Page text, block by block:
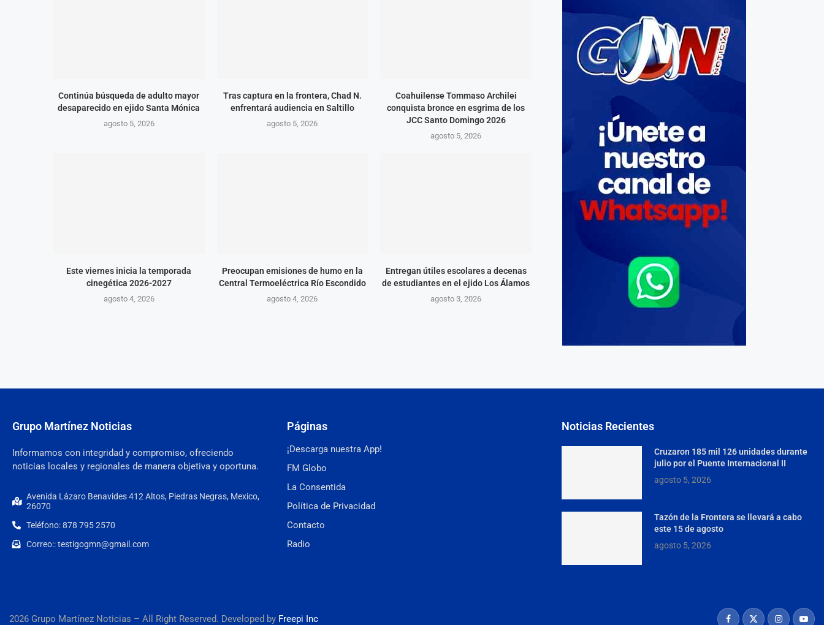
Continúa búsqueda de adulto mayor
desaparecido en ejido Santa Mónica
agosto 5, 2026
Tras captura en la frontera, Chad N.
enfrentará audiencia en Saltillo
agosto 5, 2026
Coahuilense Tommaso Archilei
conquista bronce en esgrima de los
JCC Santo Domingo 2026
agosto 5, 2026
Este viernes inicia la temporada
cinegética 2026-2027
agosto 4, 2026
Preocupan emisiones de humo en la
Central Termoeléctrica Río Escondido
agosto 4, 2026
Entregan útiles escolares a decenas
de estudiantes en el ejido Los Álamos
agosto 3, 2026
Grupo Martínez Noticias
Informamos con integridad y compromiso, ofreciendo
noticias locales y regionales de manera objetiva y oportuna.
Avenida Lázaro Benavides 412 Altos, Piedras Negras, Mexico,
26070
Teléfono: 878 795 2570
Correo:: testigogmn@gmail.com
Páginas
¡Descarga nuestra App!
FM Globo
La Consentida
Política de Privacidad
Contacto
Radio
Noticias Recientes
Cruzaron 185 mil 126 unidades durante
julio por el Puente Internacional II
agosto 5, 2026
Tazón de la Frontera se llevará a cabo
este 15 de agosto
agosto 5, 2026
2026 Grupo Martínez Noticias – All Right Reserved. Developed by Freepi Inc